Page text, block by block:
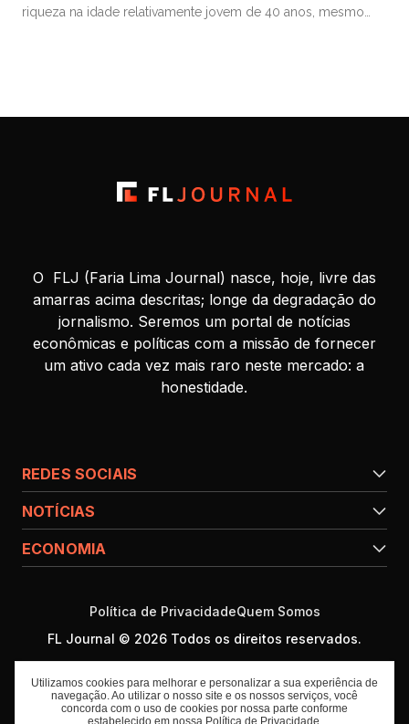
riqueza na idade relativamente jovem de 40 anos, mesmo
O FLJ (Faria Lima Journal) nasce, hoje, livre das
amarras acima descritas; longe da degradação do
jornalismo. Seremos um portal de notícias
econômicas e políticas com a missão de fornecer
um ativo cada vez mais raro neste mercado: a
honestidade.
REDES SOCIAIS
NOTÍCIAS
ECONOMIA
FL Journal © 2026 Todos os direitos reservados.
Política de PrivacidadeQuem Somos
Utilizamos cookies para melhorar e personalizar a sua experiência de
navegação. Ao utilizar o nosso site e os nossos serviços, você
concorda com o uso de cookies por nossa parte conforme
estabelecido em nossa Política de Privacidade